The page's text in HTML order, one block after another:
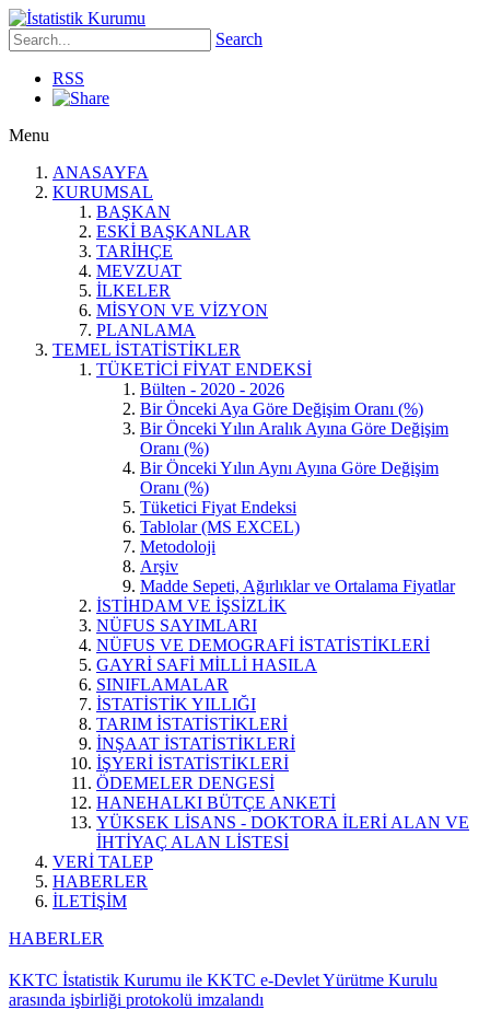
Search
RSS
Menu
ANASAYFA
KURUMSAL
BAŞKAN
ESKİ BAŞKANLAR
TARİHÇE
MEVZUAT
İLKELER
MİSYON VE VİZYON
PLANLAMA
TEMEL İSTATİSTİKLER
TÜKETİCİ FİYAT ENDEKSİ
Bülten - 2020 - 2026
Bir Önceki Aya Göre Değişim Oranı (%)
Bir Önceki Yılın Aralık Ayına Göre Değişim
Oranı (%)
Bir Önceki Yılın Aynı Ayına Göre Değişim
Oranı (%)
Tüketici Fiyat Endeksi
Tablolar (MS EXCEL)
Metodoloji
Arşiv
Madde Sepeti, Ağırlıklar ve Ortalama Fiyatlar
İSTİHDAM VE İŞSİZLİK
NÜFUS SAYIMLARI
NÜFUS VE DEMOGRAFİ İSTATİSTİKLERİ
GAYRİ SAFİ MİLLİ HASILA
SINIFLAMALAR
İSTATİSTİK YILLIĞI
TARIM İSTATİSTİKLERİ
İNŞAAT İSTATİSTİKLERİ
İŞYERİ İSTATİSTİKLERİ
ÖDEMELER DENGESİ
HANEHALKI BÜTÇE ANKETİ
YÜKSEK LİSANS - DOKTORA İLERİ ALAN VE
İHTİYAÇ ALAN LİSTESİ
VERİ TALEP
HABERLER
İLETİŞİM
HABERLER
KKTC İstatistik Kurumu ile KKTC e-Devlet Yürütme Kurulu
arasında işbirliği protokolü imzalandı